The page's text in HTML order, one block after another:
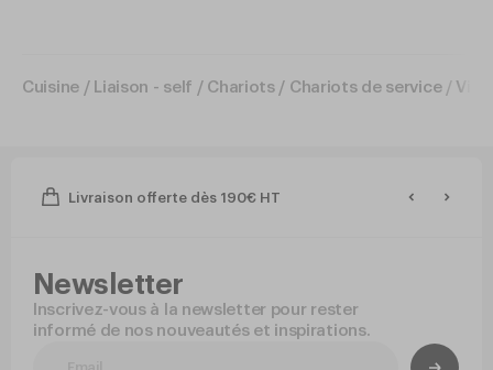
Cuisine / Liaison - self / Chariots / Chariots de service /
Livraison offerte dès 190€ HT
Newsletter
Inscrivez-vous à la newsletter pour rester
informé de nos nouveautés et inspirations.